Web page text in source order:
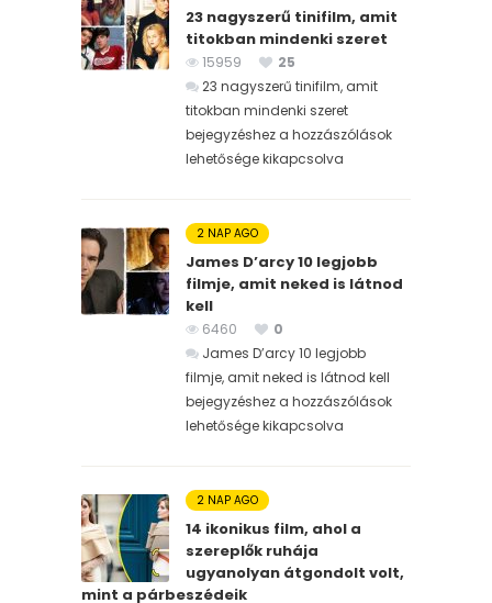
23 nagyszerű tinifilm, amit
titokban mindenki szeret
15959
25
23 nagyszerű tinifilm, amit
titokban mindenki szeret
bejegyzéshez a hozzászólások
lehetősége kikapcsolva
2 NAP AGO
James D’arcy 10 legjobb
filmje, amit neked is látnod
kell
6460
0
James D’arcy 10 legjobb
filmje, amit neked is látnod kell
bejegyzéshez a hozzászólások
lehetősége kikapcsolva
2 NAP AGO
14 ikonikus film, ahol a
szereplők ruhája
ugyanolyan átgondolt volt,
mint a párbeszédeik